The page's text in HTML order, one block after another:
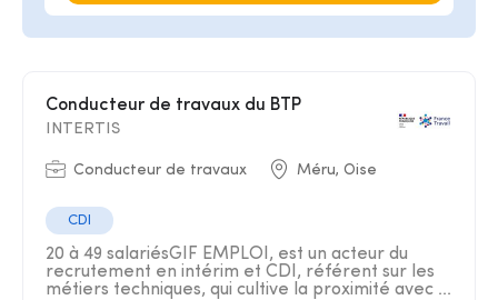
Conducteur de travaux du BTP
INTERTIS
Conducteur de travaux Méru, Oise
CDI
20 à 49 salariésGIF EMPLOI, est un acteur du
recrutement en intérim et CDI, référent sur les
métiers techniques, qui cultive la proximité avec ...